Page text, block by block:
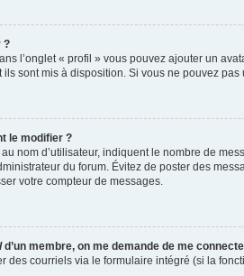
?
l’onglet « profil » vous pouvez ajouter un
sont mis à disposition. Si vous ne pouvez
le modifier ?
nom d’utilisateur, indiquent le nombre de
du forum. Évitez de poster des
votre compteur de messages.
d’un membre, on me demande de me
des courriels via le formulaire intégré (si la